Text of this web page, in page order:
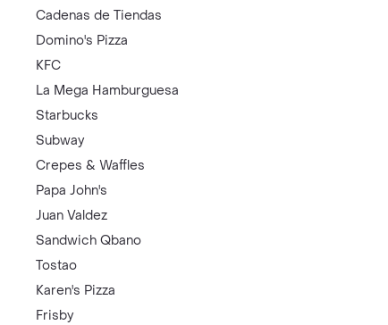
Cadenas de Tiendas
Domino's Pizza
KFC
La Mega Hamburguesa
Starbucks
Subway
Crepes & Waffles
Papa John's
Juan Valdez
Sandwich Qbano
Tostao
Karen's Pizza
Frisby